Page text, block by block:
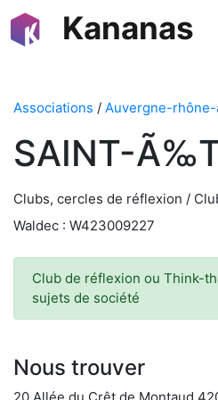
Kananas
Associations / Auvergne-rhône-
SAINT-
Clubs, cercles de réflexion /
Waldec : W423009227
Club de réflexion ou Think-
sujets de société
Nous trouver